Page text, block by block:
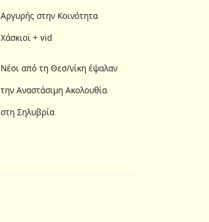
Αργυρής στην Κοινότητα
Χάσκιοϊ + vid
Νέοι από τη Θεσ/νίκη έψαλαν
την Αναστάσιμη Ακολουθία
στη Σηλυβρία